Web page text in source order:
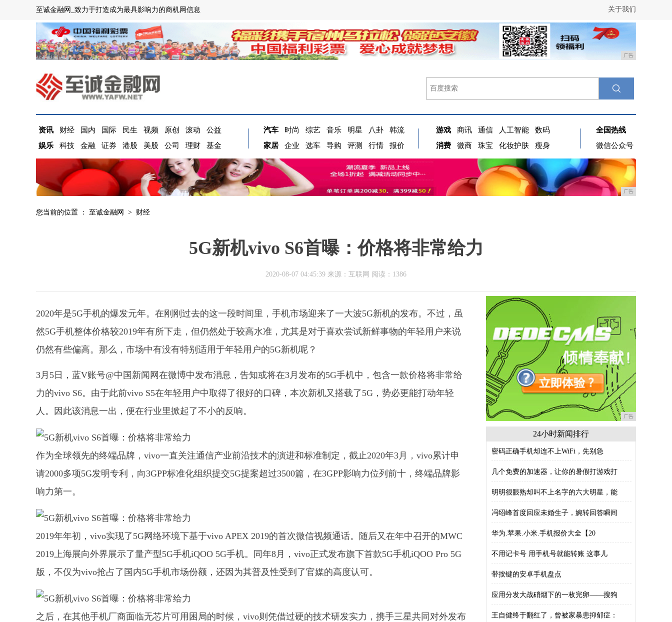
关于我们
至诚金融网_致力于打造成为最具影响力的商机网信息
广告
资讯 财经 国内 国际 民生 视频 原创 滚动
公益
娱乐
科技 金融 证券 港股 美股 公司 理财 基金
汽车 时尚 综艺 音乐 明星 八卦
韩流
家居
企业 选车 导购 评测 行情 报价
游戏 商讯 通信 人工智能
数码
消费
微商 珠宝 化妆护肤 瘦身
全国热线
微信公众号
广告
您当前的位置 ： 至诚金融网 > 财经
5G新机vivo S6首曝：价格将非常给力
2020-08-07 04:45:39 来源：互联网 阅读：1386
2020年是5G手机的爆发元年。在刚刚过去的这一段时间里，手机市场迎来了一大波5G新机的发布。不过，虽
然5G手机整体价格较2019年有所下走，但仍然处于较高水准，尤其是对于喜欢尝试新鲜事物的年轻用户来说
仍然有些偏高。那么，市场中有没有特别适用于年轻用户的5G新机呢？
3月5日，蓝V账号@中国新闻网在微博中发布消息，告知或将在3月发布的5G手机中，包含一款价格将非常给
力的vivo S6。由于此前vivo S5在年轻用户中取得了很好的口碑，本次新机又搭载了5G，势必更能打动年轻
人。因此该消息一出，便在行业里掀起了不小的反响。
作为全球领先的终端品牌，vivo一直关注通信产业前沿技术的演进和标准制定，截止2020年3月，vivo累计申
请2000多项5G发明专利，向3GPP标准化组织提交5G提案超过3500篇，在3GPP影响力位列前十，终端品牌影
响力第一。
2019年年初，vivo实现了5G网络环境下基于vivo APEX 2019的首次微信视频通话。随后又在年中召开的MWC
2019上海展向外界展示了量产型5G手机iQOO 5G手机。同年8月，vivo正式发布旗下首款5G手机iQOO Pro 5G
版，不仅为vivo抢占了国内5G手机市场份额，还因为其普及性受到了官媒的高度认可。
之后，在其他手机厂商面临无芯片可用困局的时候，vivo则凭借过硬的技术研发实力，携手三星共同对外发布
广告
24小时新闻排行
密码正确手机却连不上WiFi，先别急
几个免费的加速器，让你的暑假打游戏打
明明很眼熟却叫不上名字的六大明星，能
冯绍峰首度回应未婚生子，婉转回答瞬间
华为.苹果.小米.手机报价大全【20
不用记卡号 用手机号就能转账 这事儿
带按键的安卓手机盘点
应用分发大战硝烟下的一枚完卵——搜狗
王自健终于翻红了，曾被家暴患抑郁症：